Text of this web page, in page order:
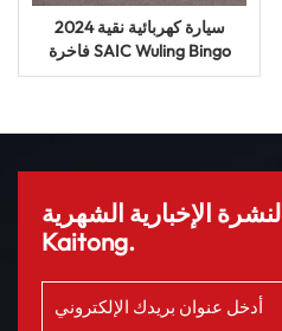
2024 سيارة كهربائية نقية
فاخرة SAIC Wuling Bingo
620km سيارة طاقة جديدة
الإخبارية الشهرية
Kaitong.